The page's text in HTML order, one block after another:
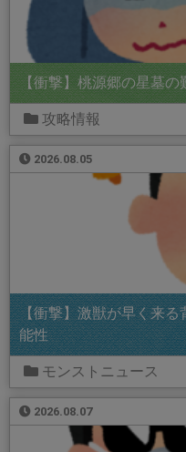
【衝撃】桃源郷の星墓の
攻略情報
2026.08.05
【衝撃】激獣が早く来る
能性
モンストニュース
2026.08.07